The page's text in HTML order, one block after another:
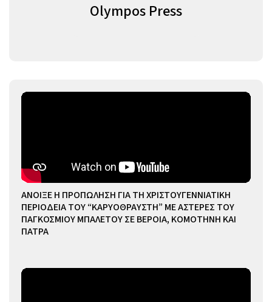
Olympos Press
ΑΝΟΙΞΕ Η ΠΡΟΠΩΛΗΣΗ ΓΙΑ ΤΗ ΧΡΙΣΤΟΥΓΕΝΝΙΑΤΙΚΗ
ΠΕΡΙΟΔΕΙΑ ΤΟΥ “ΚΑΡΥΟΘΡΑΥΣΤΗ” ΜΕ ΑΣΤΕΡΕΣ ΤΟΥ
ΠΑΓΚΟΣΜΙΟΥ ΜΠΑΛΕΤΟΥ ΣΕ ΒΕΡΟΙΑ, ΚΟΜΟΤΗΝΗ ΚΑΙ
ΠΑΤΡΑ